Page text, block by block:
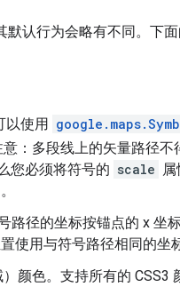
默认行为会略有不同。下
以使用
：多段线上的矢量路径
您必须将符号的 scale
路径的坐标按锚点的 x 坐
使用与符号路径相同的坐
颜色。支持所有的 CSS3